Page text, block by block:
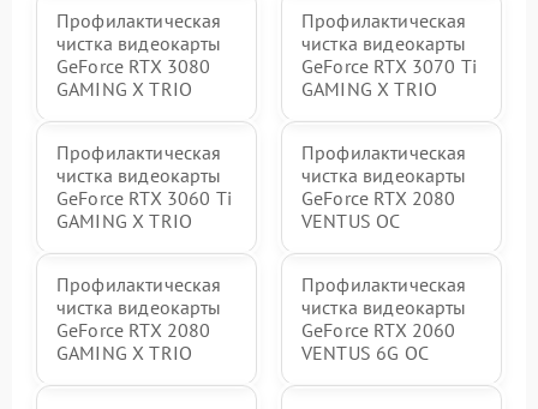
Профилактическая
чистка видеокарты
GeForce RTX 3080
GAMING X TRIO
Профилактическая
чистка видеокарты
GeForce RTX 3070 Ti
GAMING X TRIO
Профилактическая
чистка видеокарты
GeForce RTX 3060 Ti
GAMING X TRIO
Профилактическая
чистка видеокарты
GeForce RTX 2080
VENTUS OC
Профилактическая
чистка видеокарты
GeForce RTX 2080
GAMING X TRIO
Профилактическая
чистка видеокарты
GeForce RTX 2060
VENTUS 6G OC